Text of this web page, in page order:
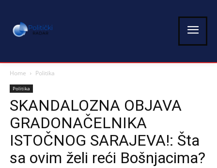
Home Politika
Politika
SKANDALOZNA OBJAVA
GRADONAČELNIKA
ISTOČNOG SARAJEVA!: Šta
sa ovim želi reći Bošnjacima?